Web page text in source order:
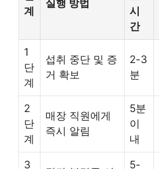
계
실행 방법
시
간
1
단
계
섭취 중단 및 증
거 확보
2-3
분
2
단
계
매장 직원에게
즉시 알림
5분
이
내
3
5-